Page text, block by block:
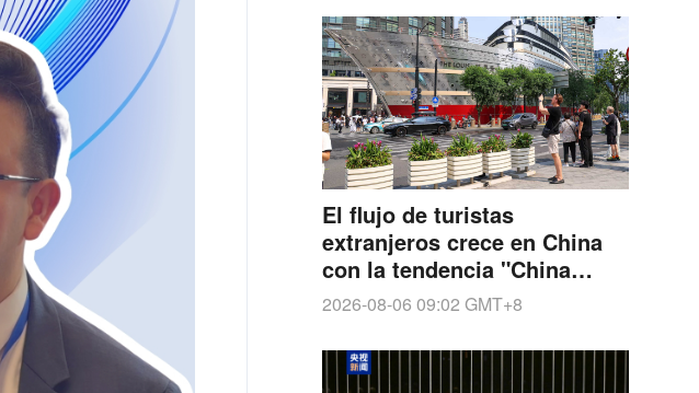
El flujo de turistas
extranjeros crece en China
con la tendencia "China
Cool"
2026-08-06 09:02 GMT+8